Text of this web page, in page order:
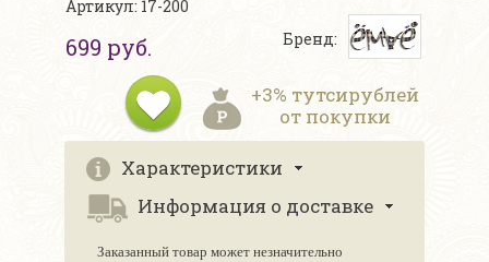
Артикул: 17-200
699 руб. Бренд:
+3% тутсирублей
от покупки
Характеристики
Информация о доставке
Заказанный товар может незначительно